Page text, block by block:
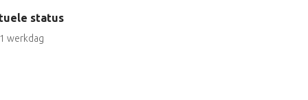
status
werkdag